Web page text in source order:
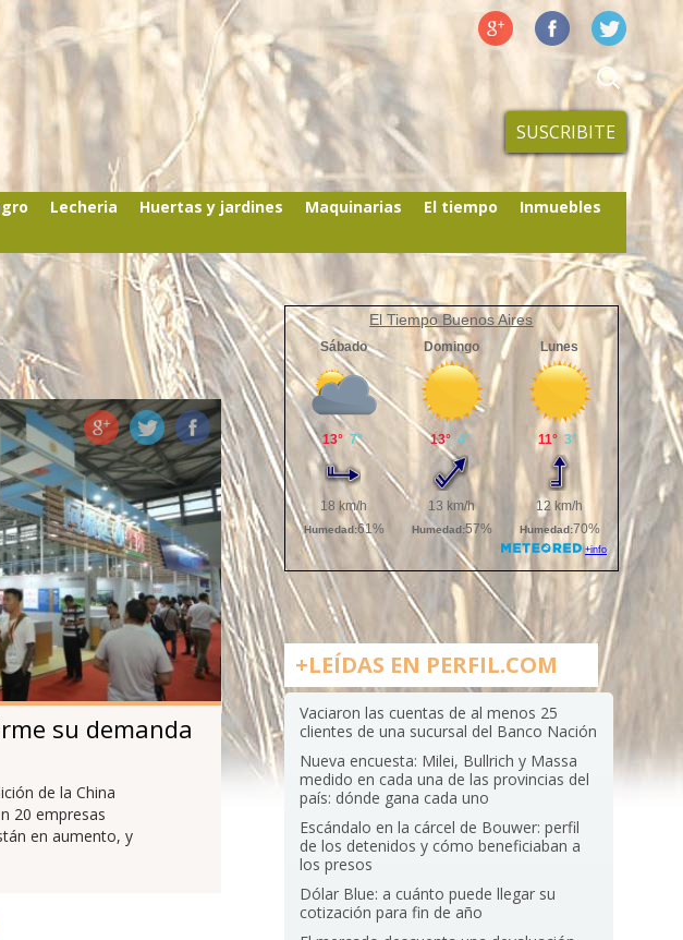
SUSCRIBITE
Lecheria Huertas y jardines Maquinarias El tiempo
Inmuebles
su demanda
de la China
20 empresas
en aumento, y
El Tiempo Buenos Aires
+LEÍDAS EN PERFIL.COM
Vaciaron las cuentas de al menos 25
clientes de una sucursal del Banco Nación
Nueva encuesta: Milei, Bullrich y Massa
medido en cada una de las provincias del
país: dónde gana cada uno
Escándalo en la cárcel de Bouwer: perfil
de los detenidos y cómo beneficiaban a
los presos
Dólar Blue: a cuánto puede llegar su
cotización para fin de año